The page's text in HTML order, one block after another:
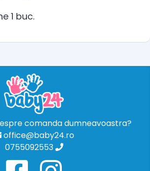
1 buc.
comanda dumneavoastra?
office@baby24.ro
0755092553